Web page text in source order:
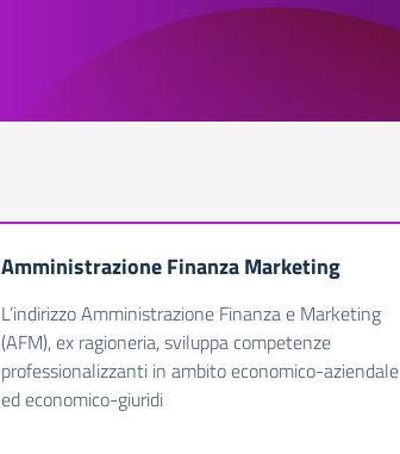
Amministrazione Finanza Marketing
L’indirizzo Amministrazione Finanza e Marketing
(AFM), ex ragioneria, sviluppa competenze
professionalizzanti in ambito economico-aziendale
ed economico-giuridi